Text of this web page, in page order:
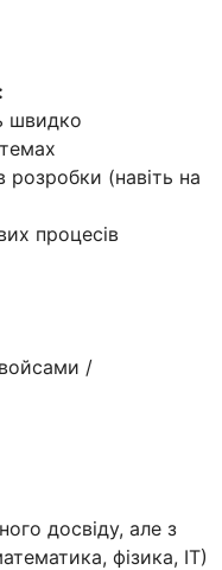
швидко
розробки (навіть на
процесів
/
досвіду, але з
фізика, ІТ)